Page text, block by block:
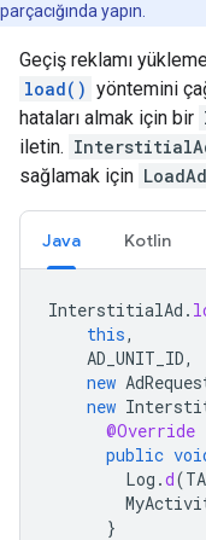
parçacığında yapın.
Geçiş reklamı
load() yöntemini
hataları almak için bir
iletin.
sağlamak için
Java Kotlin
InterstitialAd .
this,
AD_UNIT_ID,
new
new
@Override
public
Log .d(
}